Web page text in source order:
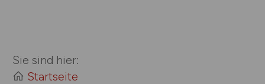
Sie sind hier:
Startseite